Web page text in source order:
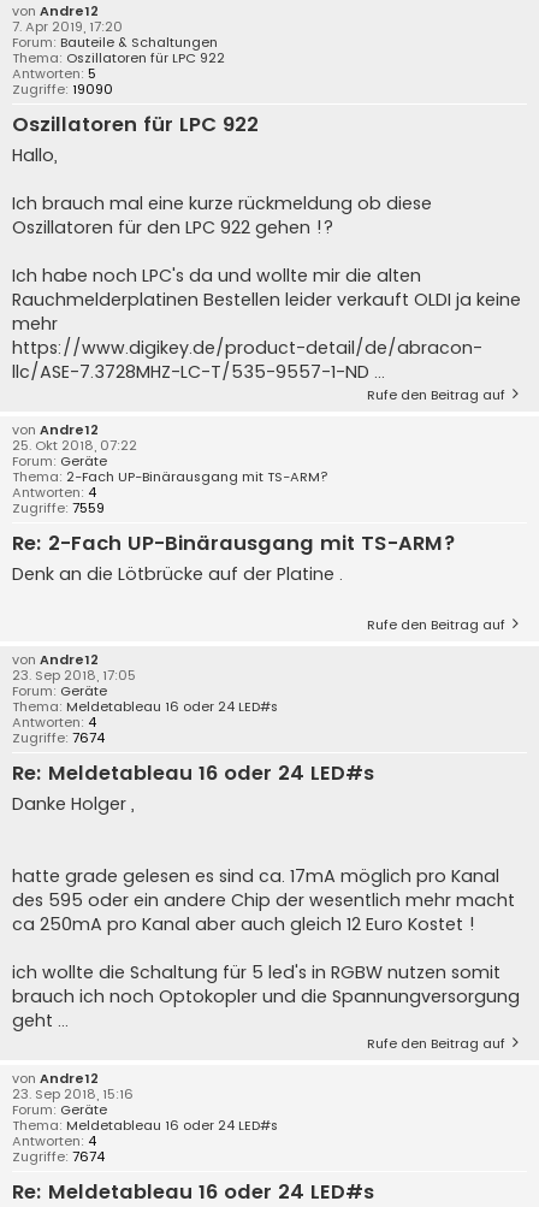
von Andre12
7. Apr 2019, 17:20
Forum: Bauteile & Schaltungen
Thema: Oszillatoren für LPC 922
Antworten: 5
Zugriffe: 19090
Oszillatoren für LPC 922
Hallo,
Ich brauch mal eine kurze rückmeldung ob diese
Oszillatoren für den LPC 922 gehen !?
Ich habe noch LPC's da und wollte mir die alten
Rauchmelderplatinen Bestellen leider verkauft OLDI ja keine
mehr
https://www.digikey.de/product-detail/de/abracon-
llc/ASE-7.3728MHZ-LC-T/535-9557-1-ND ...
Rufe den Beitrag auf
von Andre12
25. Okt 2018, 07:22
Forum: Geräte
Thema: 2-Fach UP-Binärausgang mit TS-ARM?
Antworten: 4
Zugriffe: 7559
Re: 2-Fach UP-Binärausgang mit TS-ARM?
Denk an die Lötbrücke auf der Platine .
Rufe den Beitrag auf
von Andre12
23. Sep 2018, 17:05
Forum: Geräte
Thema: Meldetableau 16 oder 24 LED#s
Antworten: 4
Zugriffe: 7674
Re: Meldetableau 16 oder 24 LED#s
Danke Holger ,
hatte grade gelesen es sind ca. 17mA möglich pro Kanal
des 595 oder ein andere Chip der wesentlich mehr macht
ca 250mA pro Kanal aber auch gleich 12 Euro Kostet !
ich wollte die Schaltung für 5 led's in RGBW nutzen somit
brauch ich noch Optokopler und die Spannungversorgung
geht ...
Rufe den Beitrag auf
von Andre12
23. Sep 2018, 15:16
Forum: Geräte
Thema: Meldetableau 16 oder 24 LED#s
Antworten: 4
Zugriffe: 7674
Re: Meldetableau 16 oder 24 LED#s